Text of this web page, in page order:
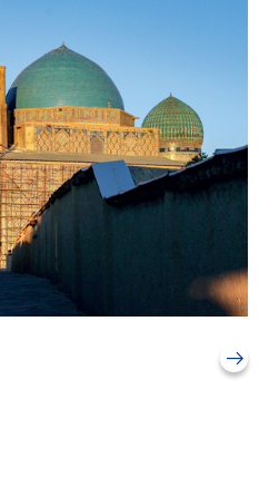
arrow_right_alt